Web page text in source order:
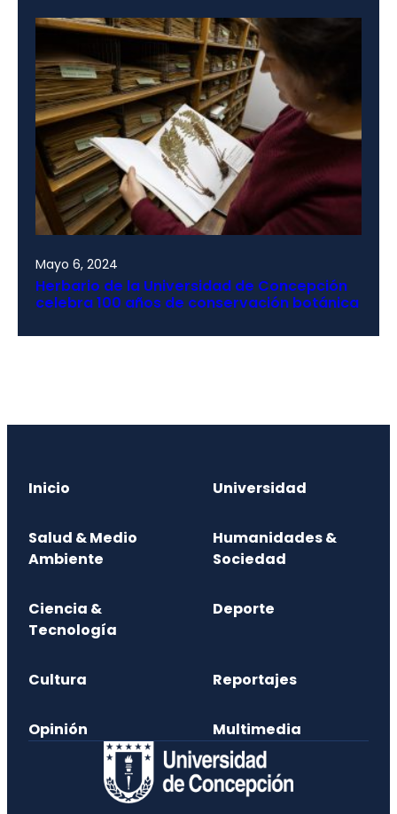
Mayo 6, 2024
Herbario de la Universidad de Concepción
celebra 100 años de conservación botánica
Inicio Universidad
Salud & Medio
Ambiente
Humanidades &
Sociedad
Ciencia &
Tecnología
Deporte
Cultura Reportajes
Opinión Multimedia